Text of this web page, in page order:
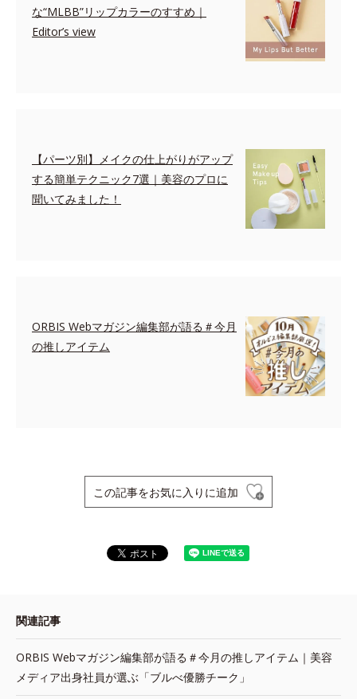
な“MLBB”リップカラーのすすめ｜
Editor’s view
【パーツ別】メイクの仕上がりがアップ
する簡単テクニック7選｜美容のプロに
聞いてみました！
ORBIS Webマガジン編集部が語る＃今月
の推しアイテム
この記事をお気に入りに追加
関連記事
ORBIS Webマガジン編集部が語る＃今月の推しアイテム｜美容
メディア出身社員が選ぶ「ブルべ優勝チーク」